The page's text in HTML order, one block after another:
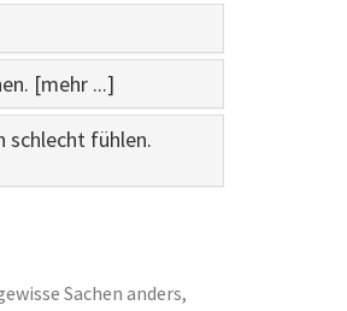
[mehr ...]
schlecht fühlen.
Sachen anders,